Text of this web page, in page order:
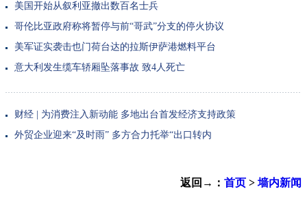
美国开始从叙利亚撤出数百名士兵
哥伦比亚政府称将暂停与前“哥武”分支的停火协议
美军证实袭击也门荷台达的拉斯伊萨港燃料平台
意大利发生缆车轿厢坠落事故 致4人死亡
财经 |
为消费注入新动能 多地出台首发经济支持政策
外贸企业迎来“及时雨” 多方合力托举“出口转内
返回→： 首页 > 墙内新闻